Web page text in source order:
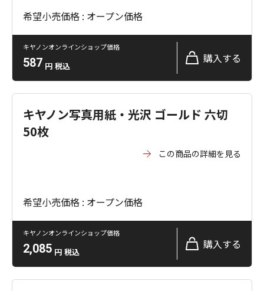
希望小売価格 : オープン価格
キヤノンオンラインショップ価格
587 円 税込
購入する
キヤノン写真用紙・光沢 ゴールド 六切
50枚
この商品の詳細を見る
希望小売価格 : オープン価格
キヤノンオンラインショップ価格
2,085 円 税込
購入する